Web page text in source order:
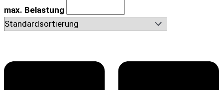
max. Belastung